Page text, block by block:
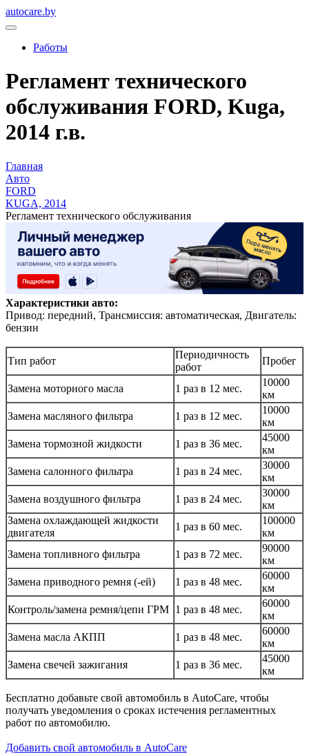
autocare.by
Работы
Регламент технического
обслуживания FORD, Kuga,
2014 г.в.
Главная
Авто
FORD
KUGA, 2014
Регламент технического обслуживания
Характеристики авто:
Привод: передний, Трансмиссия: автоматическая, Двигатель:
бензин
Тип работ
Периодичность
работ
Пробег
Замена моторного масла 1 раз в 12 мес.
10000
км
Замена масляного фильтра
1 раз в 12 мес.
10000
км
Замена тормозной жидкости
1 раз в 36 мес.
45000
км
Замена салонного фильтра
1 раз в 24 мес.
30000
км
Замена воздушного фильтра
1 раз в 24 мес.
30000
км
Замена охлаждающей жидкости
двигателя
1 раз в 60 мес.
100000
км
Замена топливного фильтра
1 раз в 72 мес.
90000
км
Замена приводного ремня (-ей)
1 раз в 48 мес.
60000
км
Контроль/замена ремня/цепи ГРМ 1 раз в 48 мес.
60000
км
Замена масла АКПП
1 раз в 48 мес.
60000
км
Замена свечей зажигания
1 раз в 36 мес.
45000
км
Бесплатно добавьте свой автомобиль в AutoCare, чтобы
получать уведомления о сроках истечения регламентных
работ по автомобилю.
Добавить свой автомобиль в AutoCare